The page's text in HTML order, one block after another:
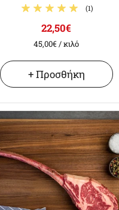
(1)
22,50€
45,00€/ κιλό
+ Προσθήκη